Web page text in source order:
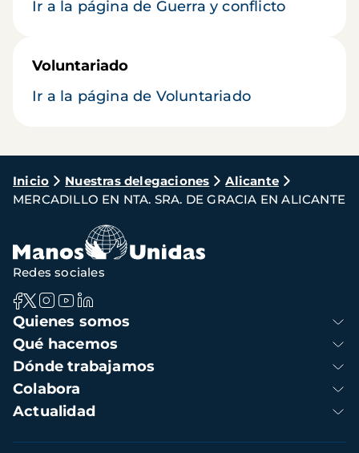
Ir a la página de Guerra y conflicto
Voluntariado
Ir a la página de Voluntariado
Ruta
de
navegación
Inicio Nuestras delegaciones
Alicante
MERCADILLO EN NTA. SRA. DE GRACIA EN ALICANTE
Navegación
principal
Quienes somos
Qué hacemos
Dónde trabajamos
Colabora
Actualidad
Redes sociales